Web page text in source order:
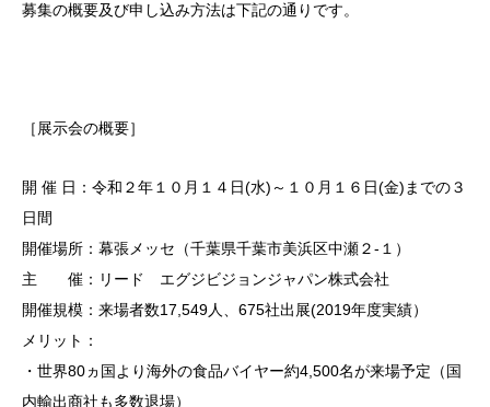
募集の概要及び申し込み方法は下記の通りです。
［展示会の概要］
開 催 日：令和２年１０月１４日(水)～１０月１６日(金)までの３
日間
開催場所：幕張メッセ（千葉県千葉市美浜区中瀬２-１）
主 催：リード エグジビジョンジャパン株式会社
開催規模：来場者数17,549人、675社出展(2019年度実績）
メリット：
・世界80ヵ国より海外の食品バイヤー約4,500名が来場予定（国
内輸出商社も多数退場）